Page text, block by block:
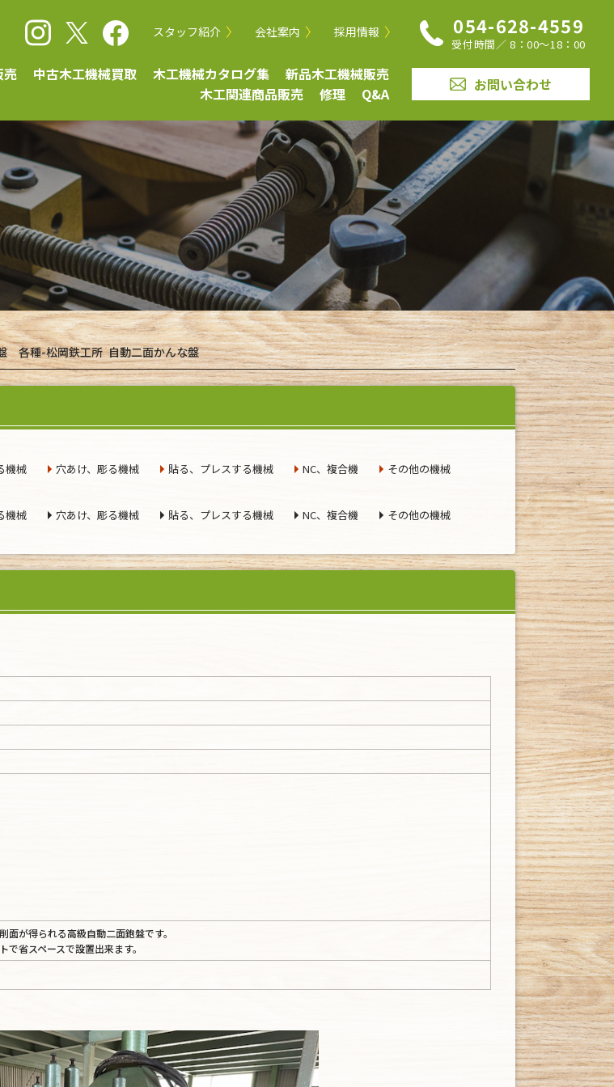
スタッフ紹介 会社案内 採用情報 054-628-4559
受付時間／ 8：00〜18：00
売 中古木工機械買取 木工機械カタログ集
新品木工機械販売
木工関連商品販売
修理 Q&A お問い合わせ
各種-松岡鉄工所 自動二面かんな盤
機械 穴あけ、彫る機械 貼る、プレスする機械 NC、複合機 その他の機械
機械 穴あけ、彫る機械 貼る、プレスする機械 NC、複合機 その他の機械
面が得られる高級自動二面鉋盤です。
省スペースで設置出来ます。